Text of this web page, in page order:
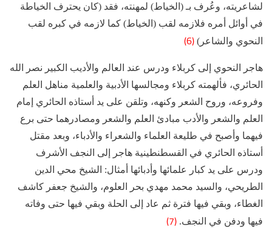
لشاعريته، وعُرف بـ (الخياط) لمهنته، فقد (كان يحترف الخياطة
في أوائل أمره فلازمه لقب (الخياط) كما لازمه في كبره لقب
النحوي والشاعر) (6)
هاجر النحوي إلى كربلاء ودرس عند العالم والأديب الكبير نصر الله
الحائري، فألهمته كربلاء ومجالسها الأدبية والعلمية مناهل العلم
وفروعه، وروح الشعر وكنهه، وتلقن على يد أستاذه الحائري إمام
العلم والشعر والأدب مبادئ العلم والشعر ومصادرهما حتى برع
فيهما وأصبح في طليعة العلماء والشعراء والأدباء، وبعد مقتل
أستاذه الحائري في القسطنطينية هاجر إلى النجف الأشرف
ودرس على يد كبار علمائها وأدبائها أمثال: الشيخ محي الدين
الطريحي، والسيد محمد مهدي بحر العلوم، والشيخ جعفر كاشف
الغطاء، وبقي فيها فترة ثم عاد إلى الحلة وبقي فيها حتى وفاته
فيها ودفن في النجف. (7)